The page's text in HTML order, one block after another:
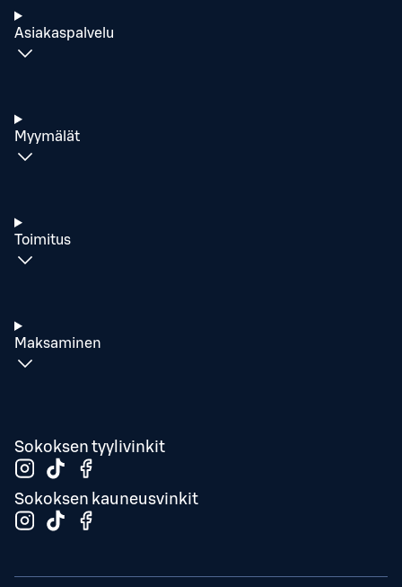
Asiakaspalvelu
Myymälät
Toimitus
Maksaminen
Sokoksen tyylivinkit
Sokoksen kauneusvinkit